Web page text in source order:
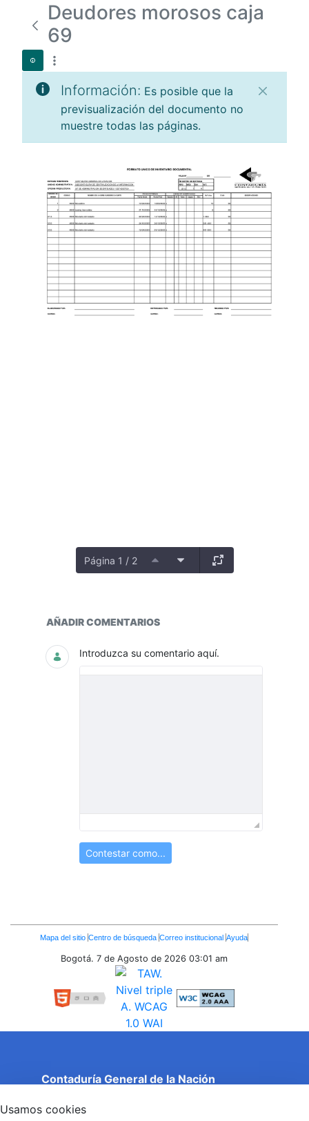
Deudores morosos caja
69
Información: Es posible que la
previsualización del documento no
muestre todas las páginas.
Página 1 / 2
Eliminación documentos
AÑADIR COMENTARIOS
Introduzca su comentario aquí.
Contestar como...
Enlaces
Inferiores
Mapa del sitio Centro de búsqueda Correo institucional Ayuda
Bogotá. 7 de Agosto de 2026 03:01 am
Contaduría General de la Nación
Entidad adscrita al Ministerio de Hacienda y Crédito
Usamos cookies